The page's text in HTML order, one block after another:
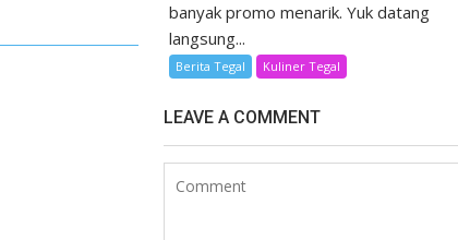
banyak promo menarik. Yuk datang
langsung...
Berita Tegal Kuliner Tegal
LEAVE A COMMENT